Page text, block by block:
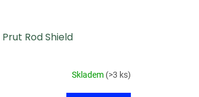
Rod Shield
Skladem (>3 ks)